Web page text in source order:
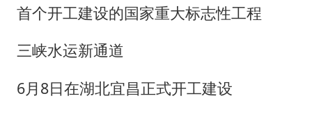
首个开工建设的国家重大标志性工程
三峡水运新通道
6月8日在湖北宜昌正式开工建设